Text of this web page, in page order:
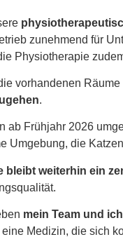
zunehmend für
Physiotherapie
vorhandenen
.
ab Frühjahr 2026
Umgebung, die
bleibt weiterhin ein
mein Team und ich
Medizin, die sich